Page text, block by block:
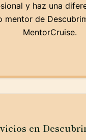
y haz una
mentor de
MentorCruise.
en